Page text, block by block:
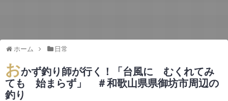
ホーム 日常
おかず釣り師が行く！「台風に むくれてみ
ても 始まらず」 ＃和歌山県県御坊市周辺の
釣り